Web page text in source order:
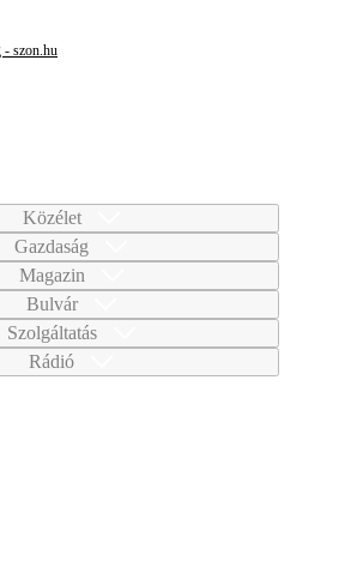
- szon.hu
Közélet
Gazdaság
Magazin
Bulvár
Szolgáltatás
Rádió